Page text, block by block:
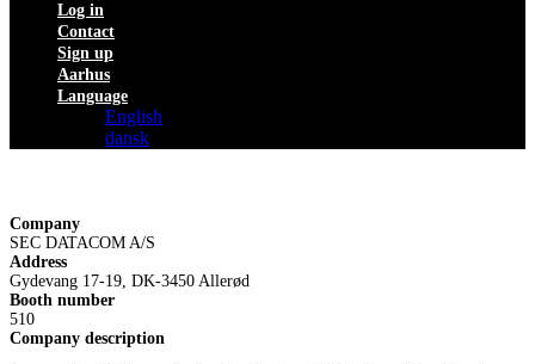
Log in
Contact
Sign up
Aarhus
Language
English
dansk
Company
SEC DATACOM A/S
Address
Gydevang 17-19, DK-3450 Allerød
Booth number
510
Company description